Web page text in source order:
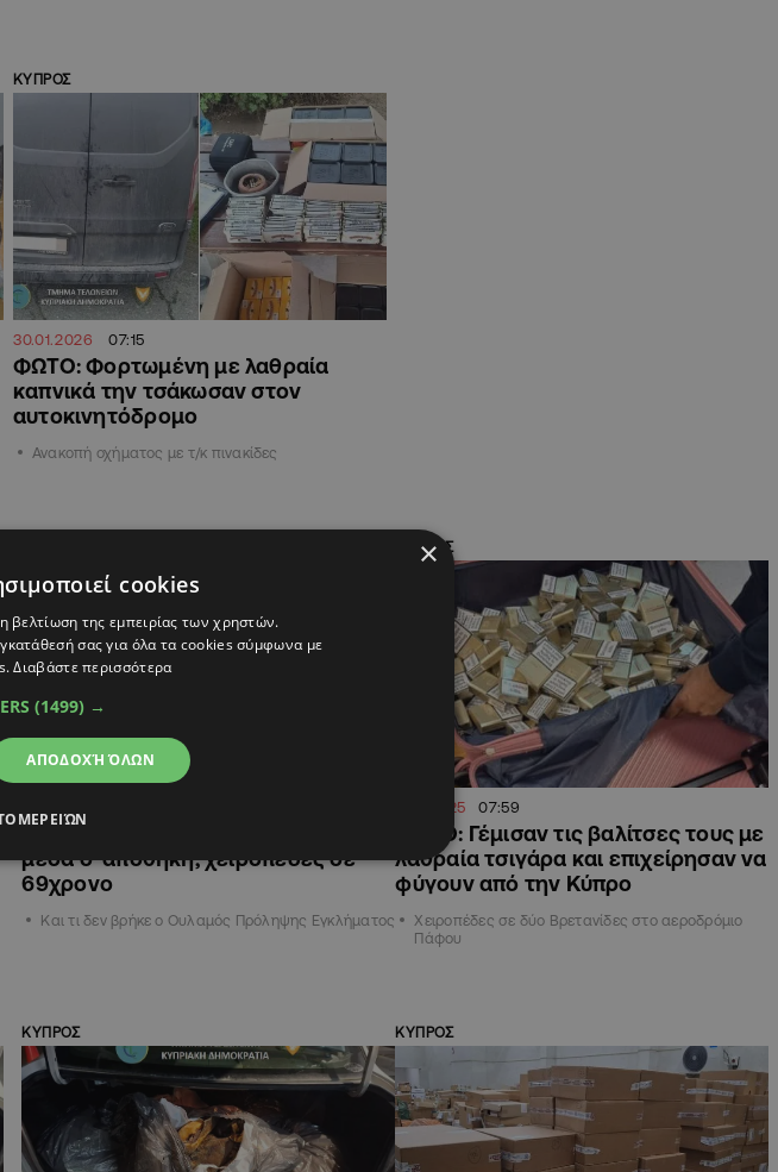
ΚΥΠΡΟΣ
30.01.2026 07:15
ΦΩΤΟ: Φορτωμένη με λαθραία
καπνικά την τσάκωσαν στον
αυτοκινητόδρομο
Ανακοπή οχήματος με τ/κ πινακίδες
μέσα σ’ αποθήκη, χειροπέδες σε
69χρονο
Και τι δεν βρήκε ο Ουλαμός Πρόληψης Εγκλήματος
ΚΥΠΡΟΣ
21.11.2025 07:59
ΦΩΤΟ: Γέμισαν τις βαλίτσες τους με
λαθραία τσιγάρα και επιχείρησαν να
φύγουν από την Κύπρο
Χειροπέδες σε δύο Βρετανίδες στο αεροδρόμιο
Πάφου
ΚΥΠΡΟΣ ΚΥΠΡΟΣ
×
cookies
βελτίωση της εμπειρίας των χρηστών.
σας για όλα τα cookies σύμφωνα με
Διαβάστε περισσότερα
(1499) →
ΑΠΟΔΟΧΉ ΌΛΩΝ